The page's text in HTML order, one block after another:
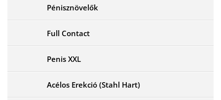
Pénisznövelők
Full Contact
Penis XXL
Acélos Erekció (Stahl Hart)